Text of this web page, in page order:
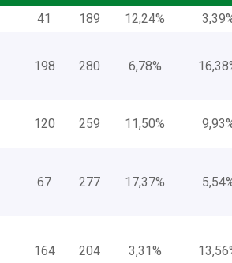
41 189 12,24%
198 280 6,78%
120 259 11,50%
67 277 17,37%
164 204 3,31%